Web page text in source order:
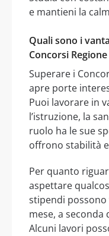
e mantieni la
Quali sono i
Concorsi
Superare i
apre porte
Puoi lavorare in
l’istruzione, la
ruolo ha le sue
offrono stabilità
Per quanto
aspettare
stipendi possono
mese, a seconda
Alcuni lavori